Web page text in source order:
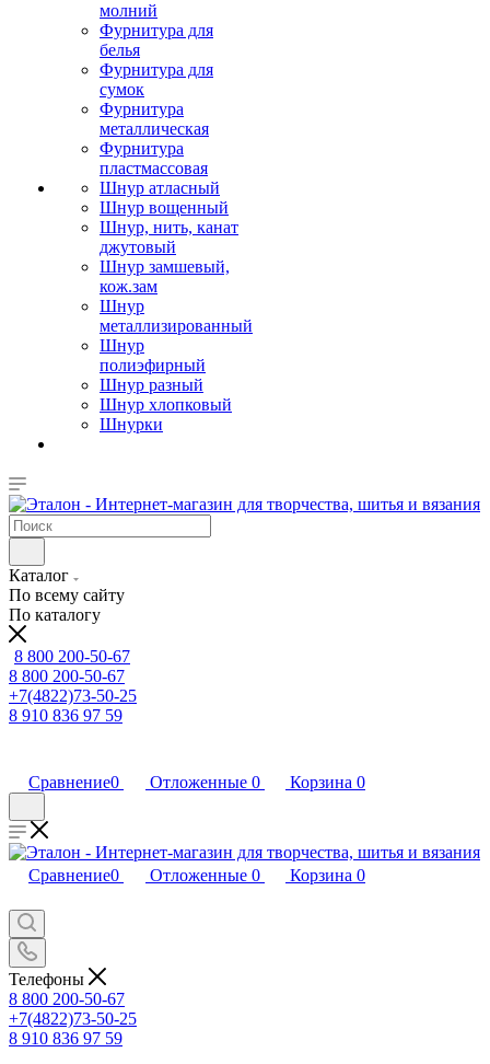
молний
Фурнитура для
белья
Фурнитура для
сумок
Фурнитура
металлическая
Фурнитура
пластмассовая
Шнур атласный
Шнур вощенный
Шнур, нить, канат
джутовый
Шнур замшевый,
кож.зам
Шнур
металлизированный
Шнур
полиэфирный
Шнур разный
Шнур хлопковый
Шнурки
Каталог
По всему сайту
По каталогу
8 800 200-50-67
8 800 200-50-67
+7(4822)73-50-25
8 910 836 97 59
Сравнение0 Отложенные 0 Корзина 0
Сравнение0 Отложенные 0 Корзина 0
Телефоны
8 800 200-50-67
+7(4822)73-50-25
8 910 836 97 59